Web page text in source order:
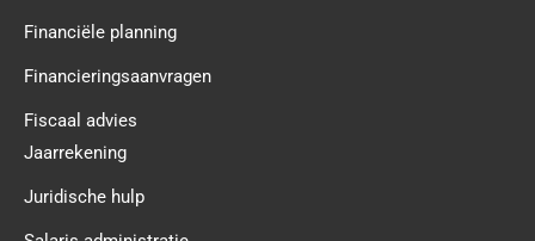
Financiële planning
Financieringsaanvragen
Fiscaal advies
Jaarrekening
Juridische hulp